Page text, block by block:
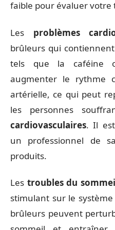
faible pour évaluer votre
Les problèmes
brûleurs qui
tels que la caféine
augmenter le rythme
artérielle, ce qui peut
les personnes
cardiovasculaires. Il
un professionnel de
produits.
Les troubles du
stimulant sur le
brûleurs peuvent